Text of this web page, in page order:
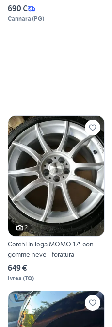
690 €
Cannara (PG)
2
Cerchi in lega MOMO 17" con
gomme neve - foratura
649 €
Ivrea (TO)